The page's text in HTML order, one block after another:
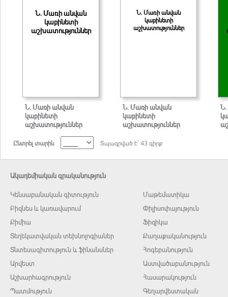
Ն. Մառի անվան
կաբինետի
աշխատություններ
Ն. Մառի անվան
կաբինետի
աշխատություններ
Ն. Մառի անվան
կաբինետի
աշխատություններ
Ն. Մառի անվան
կաբինետի
աշխատություններ
Ընտրել տարին Տպագրված է` 43 գիրք
Ակադեմիական գրականություն
Կենսաբանական գիտություն
Բիզնես և կառավարում
Քիմիա
Տեղեկատվական տեխնոլոգիաներ
Տնտեսագիտություն և ֆինանսներ
Արվեստ
Աշխարհագրություն
Պատմություն
Մաթեմատիկա
Փիլիսոփայություն
Ֆիզիկա
Քաղաքականություն
Հոգեբանություն
Աստվածաբանություն
Հասարակություն
Գեղարվեստական